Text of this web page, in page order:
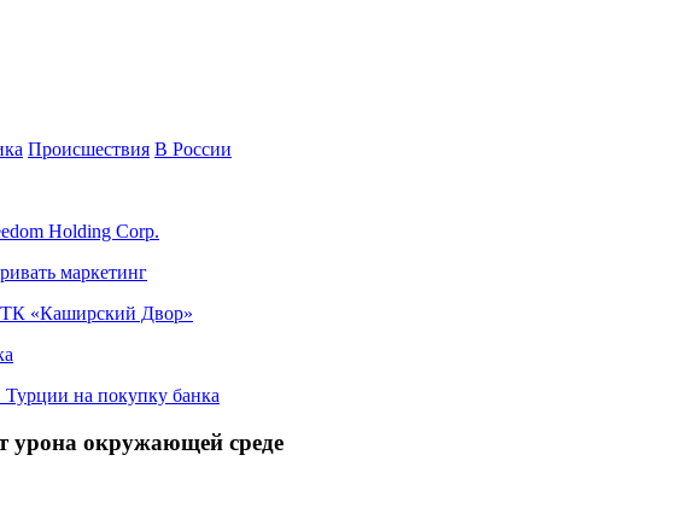
Происшествия В России
Holding Corp.
маркетинг
ТК «Каширский Двор»
Турции на покупку банка
урона окружающей среде